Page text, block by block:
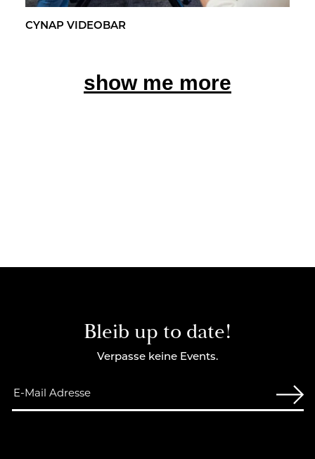
CYNAP VI­DEO­BAR
show me more
Bleib up to date!
Verpasse keine Events.